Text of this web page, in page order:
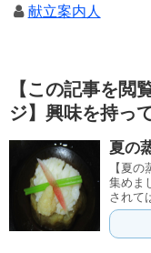
献立案内人
【この記事を閲
ジ】興味を持っ
夏の
【夏
集めま
されて